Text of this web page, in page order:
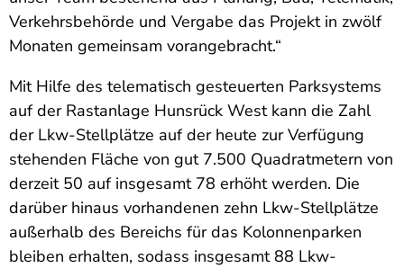
Verkehrsbehörde und Vergabe das Projekt in zwölf
Monaten gemeinsam vorangebracht.“
Mit Hilfe des telematisch gesteuerten Parksystems
auf der Rastanlage Hunsrück West kann die Zahl
der Lkw-Stellplätze auf der heute zur Verfügung
stehenden Fläche von gut 7.500 Quadratmetern von
derzeit 50 auf insgesamt 78 erhöht werden. Die
darüber hinaus vorhandenen zehn Lkw-Stellplätze
außerhalb des Bereichs für das Kolonnenparken
bleiben erhalten, sodass insgesamt 88 Lkw-